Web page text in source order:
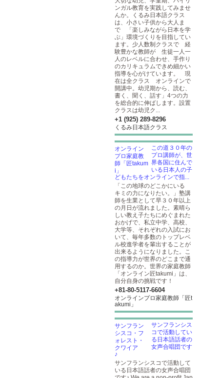
ンガル教育を実践してみませ
んか。くるみ日本語クラス
は、小さい子供から大人ま
で 「楽しみながら日本を学
ぶ」環境づくりを目指してい
ます。少人数制クラスで 経
験豊かな教師が 生徒一人一
人のレベルに合わせ、手作り
のカリキュラムできめ細かい
指導を心がけています。 現
在は全クラス オンラインで
開講中。幼児期から、読む、
書く、聞く、話す」4つの力
を総合的に伸ばします。設置
クラスは幼児ク...
+1 (925) 289-8296
くるみ日本語クラス
この道３０年の
プロ講師が、世
界各国に住んで
いる日本人の子
どもたちをオンラインで指...
「この地球のどこかにいる
キミの力になりたい。」塾講
師を生業として早３０年以上
の月日が流れました。素晴ら
しい教え子たちにめぐまれた
おかげで、私立中学、高校、
大学等、それぞれの入試にお
いて、毎年多数のトップレベ
ル校進学者を輩出することが
出来るようになりました。こ
の指導力が世界のどこまで通
用するのか。世界の家庭教師
「オンライン匠takumi」は、
自分自身の挑戦です！
+81-80-5117-6604
オンラインプロ家庭教師「匠t
akumi」
サンフランシス
コで活動してい
る日本語話者の
女声合唱団です
♪
サンフランシスコで活動して
いる日本語話者の女声合唱団